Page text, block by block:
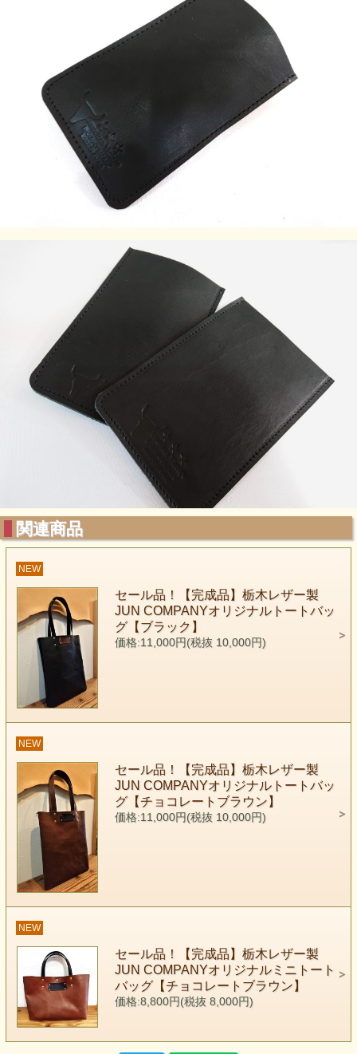
関連商品
NEW
セール品！【完成品】栃木レザー製
JUN COMPANYオリジナルトートバッ
グ【ブラック】
価格:11,000円(税抜 10,000円)
NEW
セール品！【完成品】栃木レザー製
JUN COMPANYオリジナルトートバッ
グ【チョコレートブラウン】
価格:11,000円(税抜 10,000円)
NEW
セール品！【完成品】栃木レザー製
JUN COMPANYオリジナルミニトート
バッグ【チョコレートブラウン】
価格:8,800円(税抜 8,000円)